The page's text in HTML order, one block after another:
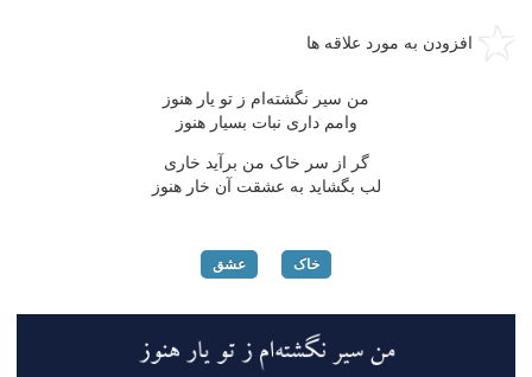
افزودن به مورد علاقه ها
من سیر نگشته‌ام ز تو یار هنوز
وامم داری نبات بسیار هنوز
گر از سر خاک من برآید خاری
لب بگشاید به عشقت آن خار هنوز
خاک عشق